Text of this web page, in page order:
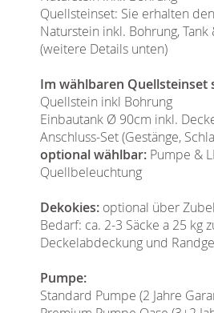
Quellsteinset: Sie erhalten
Naturstein inkl. Bohrung, Tank
(weitere Details unten)
Im wählbaren Quellsteinset
Quellstein inkl Bohrung
Einbautank Ø 90cm inkl.
Anschluss-Set (Gestänge,
optional wählbar: Pumpe &
Quellbeleuchtung
Dekokies: optional über
Bedarf: ca. 2-3 Säcke a 25 kg
Deckelabdeckung und
Pumpe:
Standard Pumpe (2 Jahre